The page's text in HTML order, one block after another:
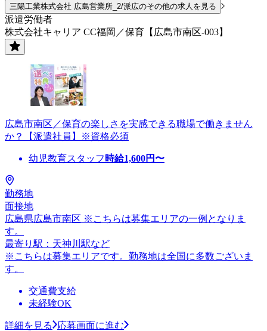
三陽工業株式会社 広島営業所_2/派広のその他の求人を見る
派遣労働者
株式会社キャリア CC福岡／保育【広島市南区-003】
広島市南区／保育の楽しさを実感できる職場で働きません
か？【派遣社員】※資格必須
幼児教育スタッフ 時給1,600円〜
勤務地
面接地
広島県広島市南区 ※こちらは募集エリアの一例となりま
す。
最寄り駅：天神川駅など
※こちらは募集エリアです。勤務地は全国に多数ございま
す。
交通費支給
未経験OK
詳細を見る 応募画面に進む